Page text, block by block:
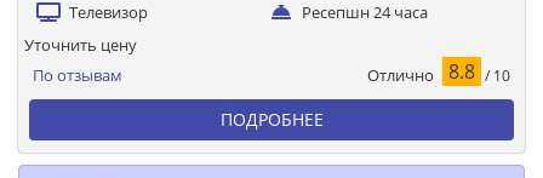
Телевизор
Ресепшн 24 часа
По отзывам Отлично 8.8 / 10
Уточнить цену
ПОДРОБНЕЕ